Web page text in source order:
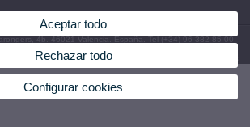
4b. 46021 Valencia. España. Tel (+34) 96 382 85 00
Política privacidad|Cookies Buzón Facultad
Aceptar todo
Rechazar todo
Configurar cookies